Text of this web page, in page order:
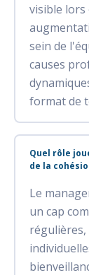
visible lors
sein de
causes
format de
Quel rôle
de la
Le
un cap